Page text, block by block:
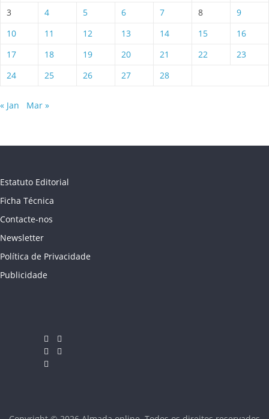
3
4 5 6 7 8
9
10
11 12 13 14 15
16
17
18 19 20 21 22
23
24
25 26 27 28
« Jan Mar »
Estatuto Editorial
Ficha Técnica
Contacte-nos
Newsletter
Política de Privacidade
Publicidade